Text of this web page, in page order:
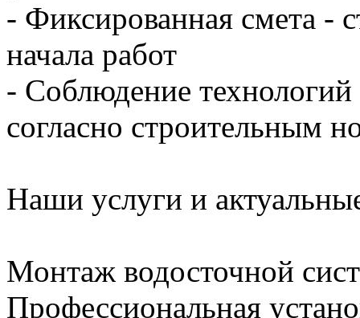
- Фиксированная смета -
начала работ
- Соблюдение
согласно строительным
Наши услуги и
Монтаж водосточной
Профессиональная